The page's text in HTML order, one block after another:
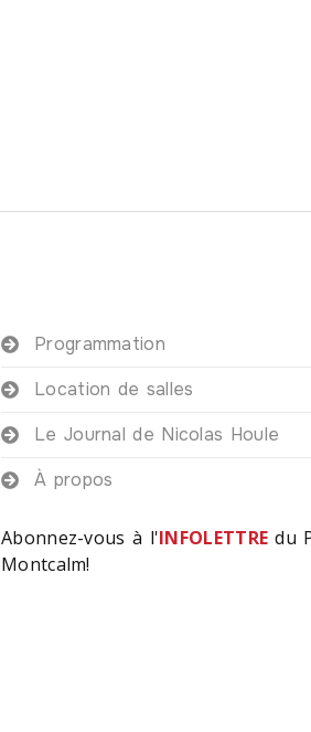
Programmation
Location de salles
Le Journal de Nicolas Houle
À propos
Abonnez-vous à l'INFOLETTRE du
Montcalm!